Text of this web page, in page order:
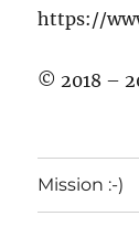
https://
© 2018 –
Mission :-)